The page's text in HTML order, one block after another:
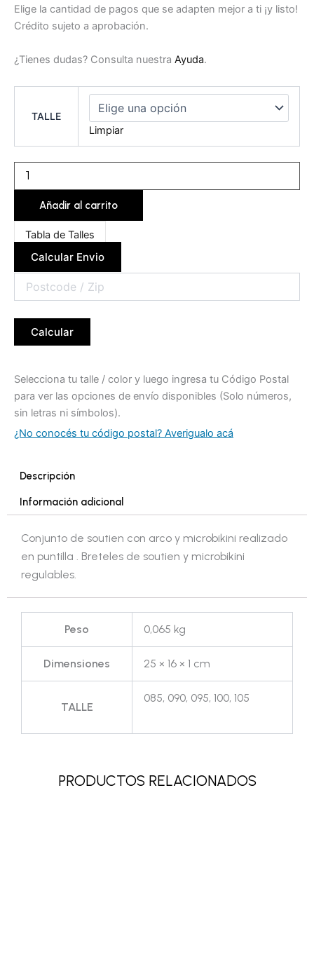
Elige la cantidad de pagos que se adapten mejor a ti ¡y listo!
Crédito sujeto a aprobación.
¿Tienes dudas? Consulta nuestra Ayuda.
TALLE
Limpiar
Añadir al carrito
Tabla de Talles
Calcular Envio
Calcular
Selecciona tu talle / color y luego ingresa tu Código Postal
para ver las opciones de envío disponibles (Solo números,
sin letras ni símbolos).
¿No conocés tu código postal? Averigualo acá
Descripción
Información adicional
Conjunto de soutien con arco y microbikini realizado
en puntilla . Breteles de soutien y microbikini
regulables.
Peso 0,065 kg
Dimensiones 25 × 16 × 1 cm
TALLE
085, 090, 095, 100, 105
PRODUCTOS RELACIONADOS